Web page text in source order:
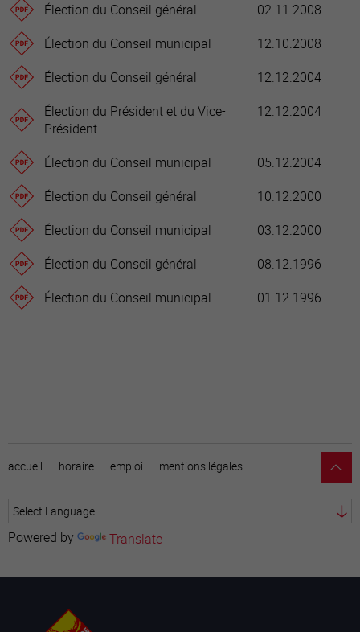
Élection du Conseil général
02.11.2008
Élection du Conseil municipal
12.10.2008
Élection du Conseil général
12.12.2004
Élection du Président et du Vice-
Président
12.12.2004
Élection du Conseil municipal
05.12.2004
Élection du Conseil général
10.12.2000
Élection du Conseil municipal
03.12.2000
Élection du Conseil général
08.12.1996
Élection du Conseil municipal
01.12.1996
accueil horaire emploi mentions légales
Powered by Translate